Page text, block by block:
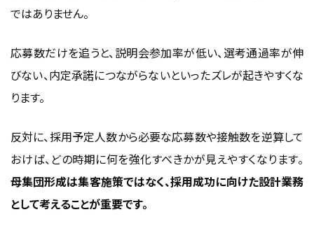
ではありません。
応募数だけを追うと、説明会参加率が低い、選考通過率が伸
びない、内定承諾につながらないといったズレが起きやすくな
ります。
反対に、採用予定人数から必要な応募数や接触数を逆算して
おけば、どの時期に何を強化すべきかが見えやすくなります。
母集団形成は集客施策ではなく、採用成功に向けた設計業務
として考えることが重要です。